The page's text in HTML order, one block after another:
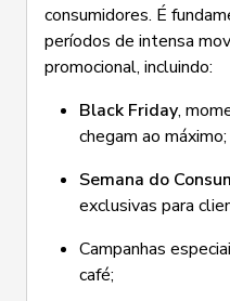
consumidores. É
períodos de intensa
promocional, incluindo:
Black Friday,
chegam ao máximo;
Semana do
exclusivas para
Campanhas
café;